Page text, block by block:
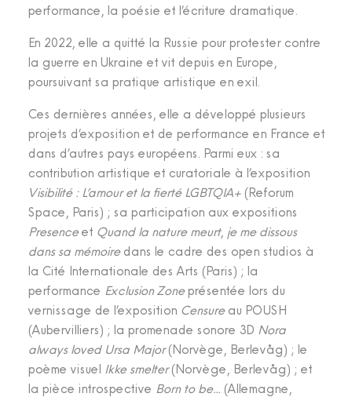
performance, la poésie et l’écriture dramatique.
En 2022, elle a quitté la Russie pour protester contre
la guerre en Ukraine et vit depuis en Europe,
poursuivant sa pratique artistique en exil.
Ces dernières années, elle a développé plusieurs
projets d’exposition et de performance en France et
dans d’autres pays européens. Parmi eux : sa
contribution artistique et curatoriale à l’exposition
Visibilité : L’amour et la fierté LGBTQIA+(Reforum
Space, Paris) ; sa participation aux expositions
Presenceet Quand la nature meurt, je me dissous
dans sa mémoiredans le cadre des open studios à
la Cité Internationale des Arts (Paris) ; la
performance Exclusion Zoneprésentée lors du
vernissage de l’exposition Censureau POUSH
(Aubervilliers) ; la promenade sonore 3D Nora
always loved Ursa Major(Norvège, Berlevåg) ; le
poème visuel Ikke smelter(Norvège, Berlevåg) ; et
la pièce introspective Born to be… (Allemagne,